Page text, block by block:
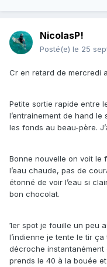
NicolasP!
Posté(e) le 25
Cr en retard de mercredi
Petite sortie rapide entre
l’entrainement de hand
les fonds au beau-père.
Bonne nouvelle on voit le
l’eau chaude, pas de
étonné de voir l’eau si
bon chocolat.
1er spot je fouille un peu
l’indienne je tente le tir
décroche
prends le 40 à la bouée